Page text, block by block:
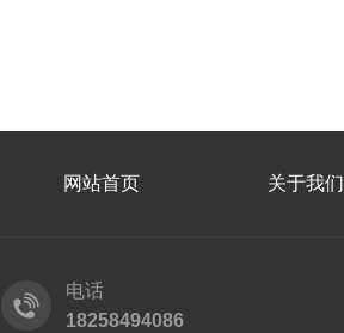
网站首页 关于我们
电话
18258494086